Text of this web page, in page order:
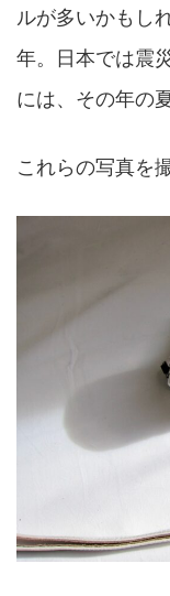
ルが多いかもし
年。日本では震
には、その年の
これらの写真を